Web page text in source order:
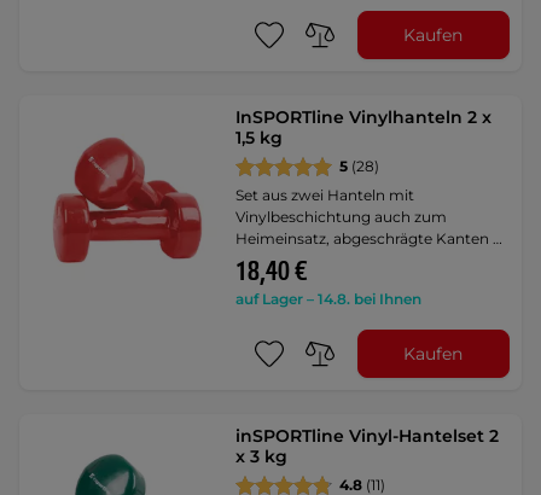
Kaufen
InSPORTline Vinylhanteln 2 x
1,5 kg
5 (28)
Set aus zwei Hanteln mit
Vinylbeschichtung auch zum
Heimeinsatz, abgeschrägte Kanten …
18,40 €
auf Lager – 14.8. bei Ihnen
Kaufen
inSPORTline Vinyl-Hantelset 2
x 3 kg
4.8 (11)